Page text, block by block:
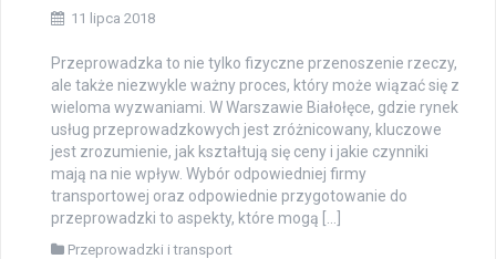
11 lipca 2018
Przeprowadzka to nie tylko fizyczne przenoszenie rzeczy,
ale także niezwykle ważny proces, który może wiązać się z
wieloma wyzwaniami. W Warszawie Białołęce, gdzie rynek
usług przeprowadzkowych jest zróżnicowany, kluczowe
jest zrozumienie, jak kształtują się ceny i jakie czynniki
mają na nie wpływ. Wybór odpowiedniej firmy
transportowej oraz odpowiednie przygotowanie do
przeprowadzki to aspekty, które mogą […]
Przeprowadzki i transport